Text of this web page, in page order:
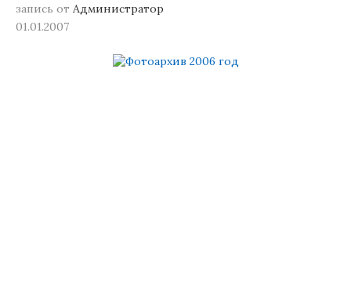
запись от Администратор
01.01.2007